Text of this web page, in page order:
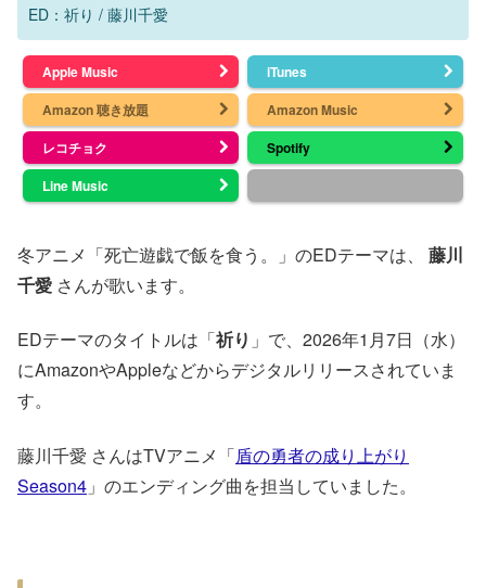
ED：祈り / 藤川千愛
Apple Music
iTunes
Amazon 聴き放題
Amazon Music
レコチョク
Spotify
Line Music
冬アニメ「死亡遊戯で飯を食う。」のEDテーマは、 藤川
千愛 さんが歌います。
EDテーマのタイトルは「祈り 」で、2026年1月7日（水）
にAmazonやAppleなどからデジタルリリースされていま
す。
藤川千愛 さんはTVアニメ「盾の勇者の成り上がり
Season4 」のエンディング曲を担当していました。